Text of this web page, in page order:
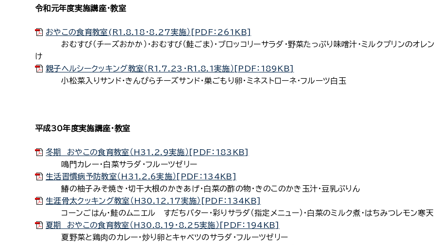
令和元年度実施講座・教室
おやこの食育教室(R1.8.18・8.27実施）[PDF：261KB]
おむすび（チーズおかか）・おむすび（鮭ごま）・ブロッコリーサラダ・野菜たっぷり味噌汁・ミルクプリンのオレ
け
親子ヘルシークッキング教室（R1.7.23・R1.8.1実施）[PDF：189KB]
小松菜入りサンド・きんぴらチーズサンド・巣ごもり卵・ミネストローネ・フルーツ白玉
平成30年度実施講座・教室
冬期 おやこの食育教室（H31.2.9実施）[PDF：183KB]
鳴門カレー・白菜サラダ・フルーツゼリー
生活習慣病予防教室（H31.2.6実施）[PDF：134KB]
鰆の柚子みそ焼き・切干大根のかきあげ・白菜の酢の物・きのこのかき玉汁・豆乳ぷりん
生涯骨太クッキング教室（H30.12.17実施）[PDF：134KB]
コーンごはん・鮭のムニエル すだちバター・彩りサラダ（指定メニュー）・白菜のミルク煮・はちみつレモン寒天
夏期 おやこの食育教室（H30.8.19・8.25実施）[PDF：194KB]
夏野菜と鶏肉のカレー・炒り卵とキャベツのサラダ・フルーツゼリー